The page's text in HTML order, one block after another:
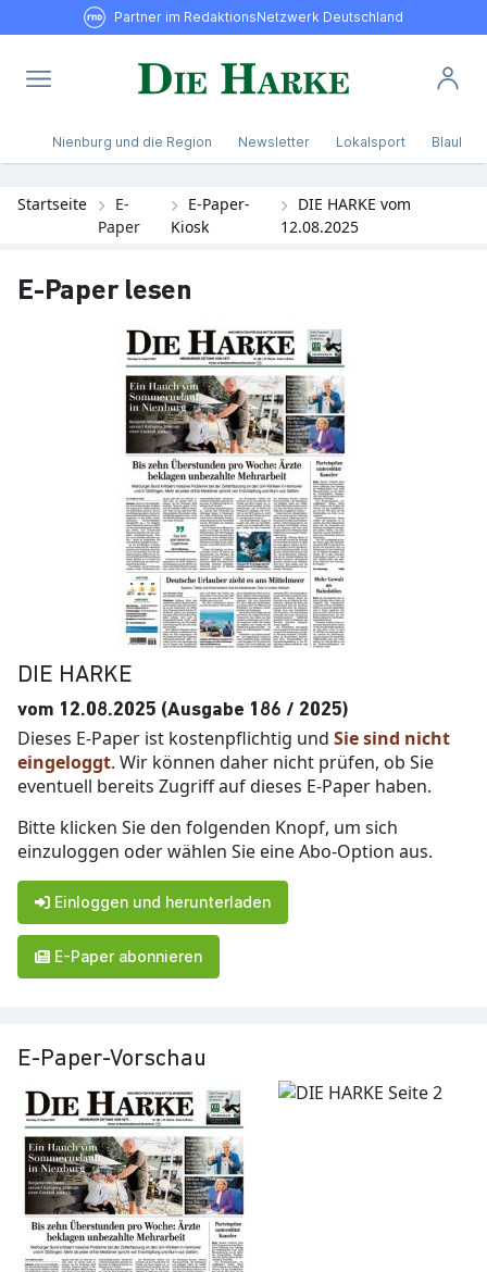
Partner im RedaktionsNetzwerk Deutschland
Nienburg und die Region Newsletter Lokalsport Blaulicht
Startseite
E-
Paper
E-Paper-
Kiosk
DIE HARKE vom
12.08.2025
E-Paper lesen
DIE HARKE
vom 12.08.2025 (Ausgabe 186 / 2025)
Dieses E-Paper ist kostenpflichtig und Sie sind nicht
eingeloggt. Wir können daher nicht prüfen, ob Sie
eventuell bereits Zugriff auf dieses E-Paper haben.
Bitte klicken Sie den folgenden Knopf, um sich
einzuloggen oder wählen Sie eine Abo-Option aus.
Einloggen und herunterladen
E-Paper abonnieren
E-Paper-Vorschau